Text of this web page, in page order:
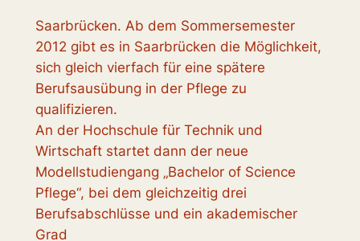
Saarbrücken. Ab dem Sommersemester
2012 gibt es in Saarbrücken die Möglichkeit,
sich gleich vierfach für eine spätere
Berufsausübung in der Pflege zu
qualifizieren.
An der Hochschule für Technik und
Wirtschaft startet dann der neue
Modellstudiengang „Bachelor of Science
Pflege“, bei dem gleichzeitig drei
Berufsabschlüsse und ein akademischer
Grad